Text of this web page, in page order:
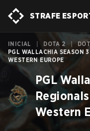
STRAFE
INICIAL DOTA 2 |
PGL WALLACHIA SEASON
WESTERN EUROPE
PGL
Western